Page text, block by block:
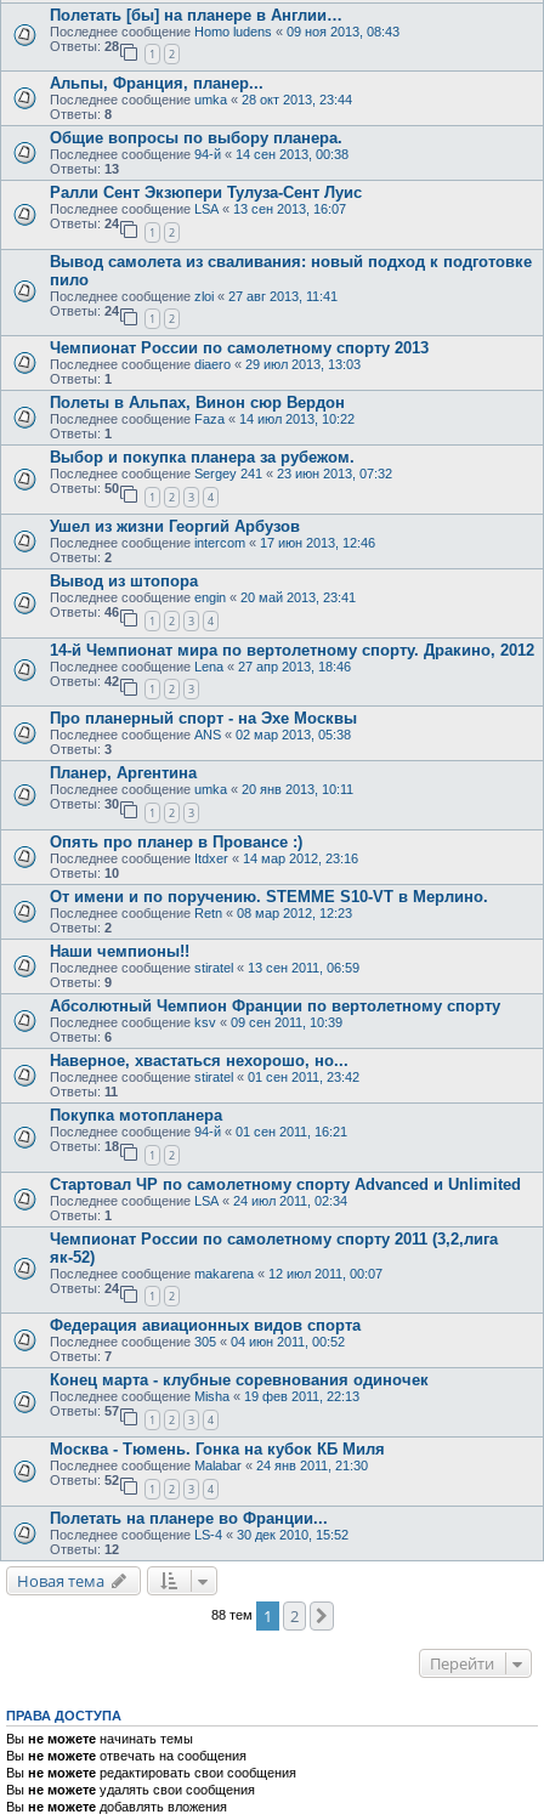
Полетать [бы] на планере в Англии…
Последнее сообщение Homo ludens « 09 ноя 2013, 08:43
Ответы: 28
1 2
Альпы, Франция, планер...
Последнее сообщение umka « 28 окт 2013, 23:44
Ответы: 8
Общие вопросы по выбору планера.
Последнее сообщение 94-й « 14 сен 2013, 00:38
Ответы: 13
Ралли Сент Экзюпери Тулуза-Сент Луис
Последнее сообщение LSA « 13 сен 2013, 16:07
Ответы: 24
1 2
Вывод самолета из сваливания: новый подход к подготовке
пило
Последнее сообщение zloi « 27 авг 2013, 11:41
Ответы: 24
1 2
Чемпионат России по самолетному спорту 2013
Последнее сообщение diaero « 29 июл 2013, 13:03
Ответы: 1
Полеты в Альпах, Винон сюр Вердон
Последнее сообщение Faza « 14 июл 2013, 10:22
Ответы: 1
Выбор и покупка планера за рубежом.
Последнее сообщение Sergey 241 « 23 июн 2013, 07:32
Ответы: 50
1 2 3 4
Ушел из жизни Георгий Арбузов
Последнее сообщение intercom « 17 июн 2013, 12:46
Ответы: 2
Вывод из штопора
Последнее сообщение engin « 20 май 2013, 23:41
Ответы: 46
1 2 3 4
14-й Чемпионат мира по вертолетному спорту. Дракино, 2012
Последнее сообщение Lena « 27 апр 2013, 18:46
Ответы: 42
1 2 3
Про планерный спорт - на Эхе Москвы
Последнее сообщение ANS « 02 мар 2013, 05:38
Ответы: 3
Планер, Аргентина
Последнее сообщение umka « 20 янв 2013, 10:11
Ответы: 30
1 2 3
Опять про планер в Провансе :)
Последнее сообщение Itdxer « 14 мар 2012, 23:16
Ответы: 10
От имени и по поручению. STEMME S10-VT в Мерлино.
Последнее сообщение Retn « 08 мар 2012, 12:23
Ответы: 2
Наши чемпионы!!
Последнее сообщение stiratel « 13 сен 2011, 06:59
Ответы: 9
Абсолютный Чемпион Франции по вертолетному спорту
Последнее сообщение ksv « 09 сен 2011, 10:39
Ответы: 6
Наверное, хвастаться нехорошо, но...
Последнее сообщение stiratel « 01 сен 2011, 23:42
Ответы: 11
Покупка мотопланера
Последнее сообщение 94-й « 01 сен 2011, 16:21
Ответы: 18
1 2
Стартовал ЧР по самолетному спорту Advanced и Unlimited
Последнее сообщение LSA « 24 июл 2011, 02:34
Ответы: 1
Чемпионат России по самолетному спорту 2011 (3,2,лига
як-52)
Последнее сообщение makarena « 12 июл 2011, 00:07
Ответы: 24
1 2
Федерация авиационных видов спорта
Последнее сообщение 305 « 04 июн 2011, 00:52
Ответы: 7
Конец марта - клубные соревнования одиночек
Последнее сообщение Misha « 19 фев 2011, 22:13
Ответы: 57
1 2 3 4
Москва - Тюмень. Гонка на кубок КБ Миля
Последнее сообщение Malabar « 24 янв 2011, 21:30
Ответы: 52
1 2 3 4
Полетать на планере во Франции...
Последнее сообщение LS-4 « 30 дек 2010, 15:52
Ответы: 12
Новая тема
88 тем 1 2
Перейти
ПРАВА ДОСТУПА
Вы не можете начинать темы
Вы не можете отвечать на сообщения
Вы не можете редактировать свои сообщения
Вы не можете удалять свои сообщения
Вы не можете добавлять вложения